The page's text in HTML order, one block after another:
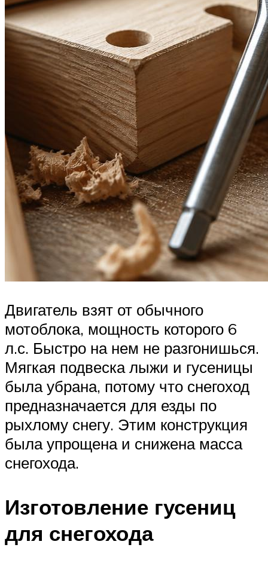
Двигатель взят от обычного
мотоблока, мощность которого 6
л.с. Быстро на нем не разгонишься.
Мягкая подвеска лыжи и гусеницы
была убрана, потому что снегоход
предназначается для езды по
рыхлому снегу. Этим конструкция
была упрощена и снижена масса
снегохода.
Изготовление гусениц
для снегохода